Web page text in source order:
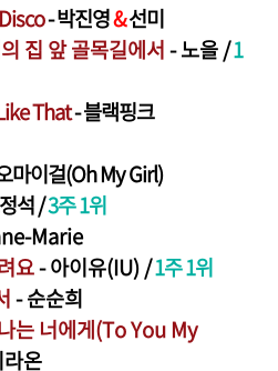
- 박진영&선미
집 앞 골목길에서- 노을/1
That- 블랙핑크
마이걸(Oh My Girl)
석/3주 1위
Marie
요- 아이유(IU)/1주 1위
- 순순희
는 너에게(To You My
온